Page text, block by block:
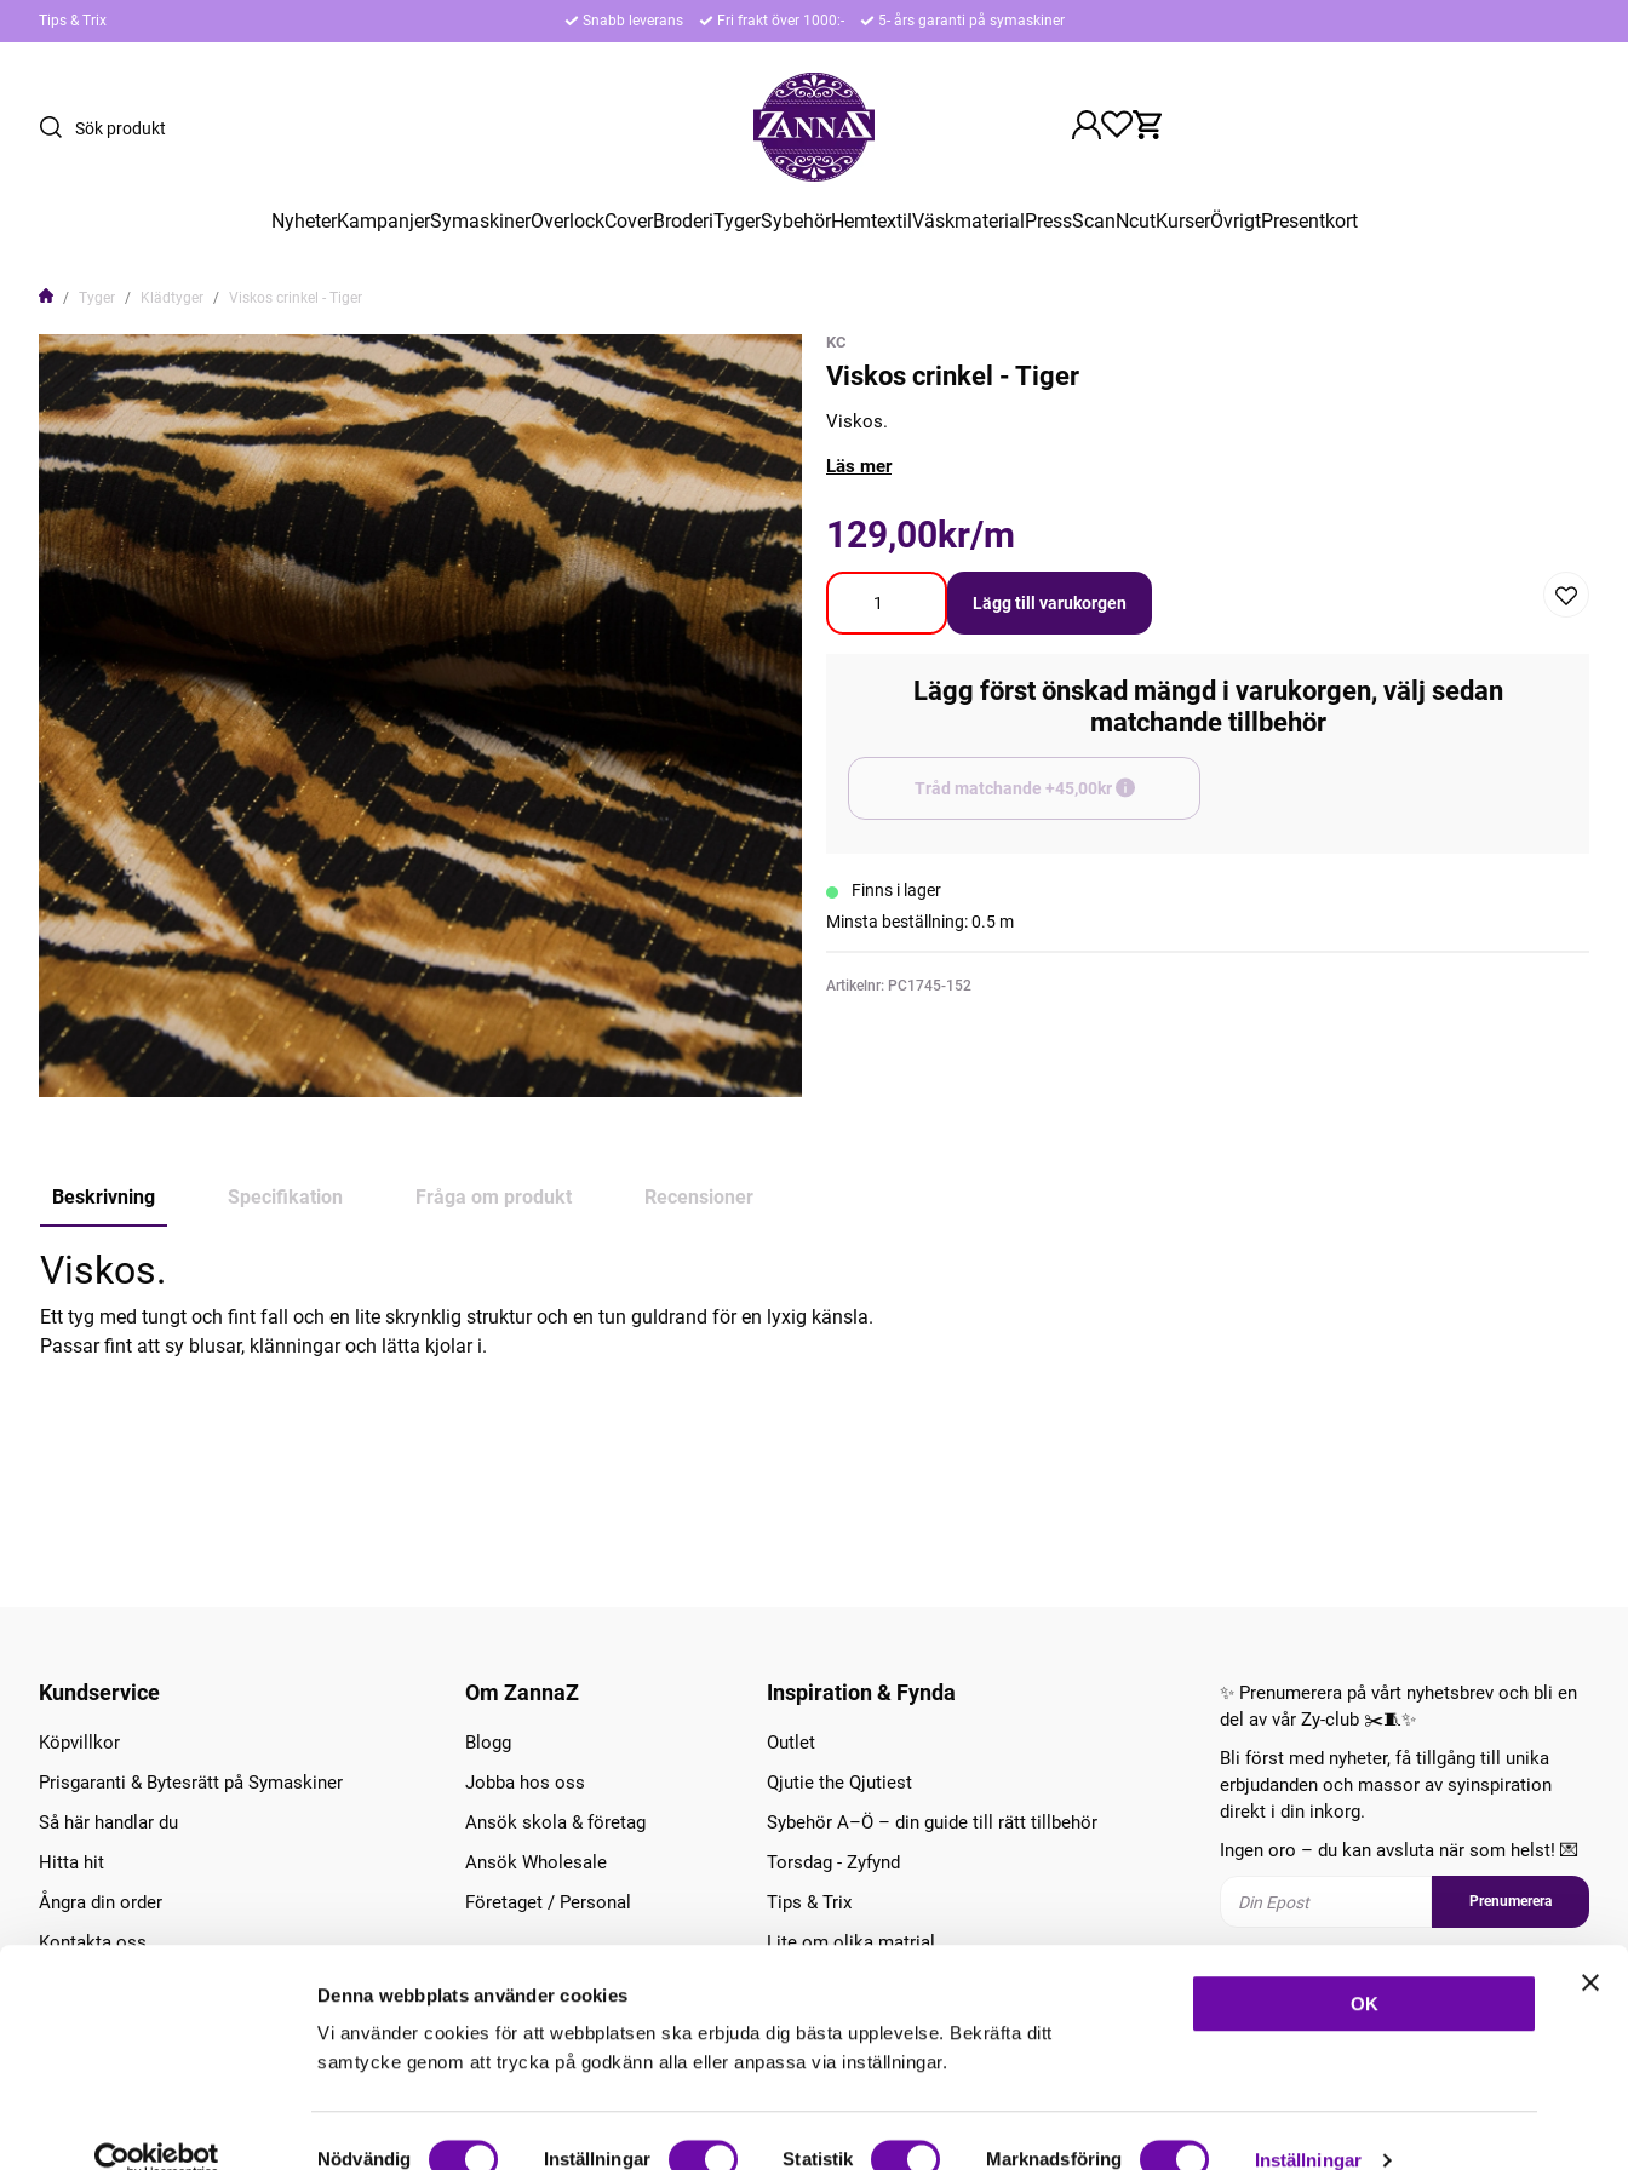
Denna webbplats använder cookies
Vi använder cookies för att webbplatsen ska erbjuda dig bästa upplevelse. Bekräfta ditt
samtycke genom att trycka på godkänn alla eller anpassa via inställningar.
Samtyckesval
Nödvändig Inställningar Statistik Marknadsföring Inställningar
OK
Tips & Trix Snabb leverans Fri frakt över 1000:- 5- års garanti på symaskiner
NyheterKampanjerSymaskinerOverlockCoverBroderiTygerSybehörHemtextilVäskmaterialPressScanNcutKurserÖvrigtPresentkort
Tyger Klädtyger Viskos crinkel - Tiger
KC
Viskos crinkel - Tiger
Viskos.
Läs mer
129,00kr/m
Lägg till varukorgen
Lägg först önskad mängd i varukorgen, välj sedan
matchande tillbehör
Tråd matchande +45,00kr
Finns i lager
Minsta beställning: 0.5 m
Artikelnr: PC1745-152
Beskrivning Specifikation Fråga om produkt Recensioner
Viskos.
Ett tyg med tungt och fint fall och en lite skrynklig struktur och en tun guldrand för en lyxig känsla.
Passar fint att sy blusar, klänningar och lätta kjolar i.
Kundservice
Köpvillkor
Prisgaranti & Bytesrätt på Symaskiner
Så här handlar du
Hitta hit
Ångra din order
Kontakta oss
Om ZannaZ
Blogg
Jobba hos oss
Ansök skola & företag
Ansök Wholesale
Företaget / Personal
Inspiration & Fynda
Outlet
Qjutie the Qjutiest
Sybehör A–Ö – din guide till rätt tillbehör
Torsdag - Zyfynd
Tips & Trix
Lite om olika matrial
✨ Prenumerera på vårt nyhetsbrev och bli en
del av vår Zy-club ✂️🧵✨
Bli först med nyheter, få tillgång till unika
erbjudanden och massor av syinspiration
direkt i din inkorg.
Ingen oro – du kan avsluta när som helst! 💌
Prenumerera
. Copyright © 2026 ZannaZ Skapad med